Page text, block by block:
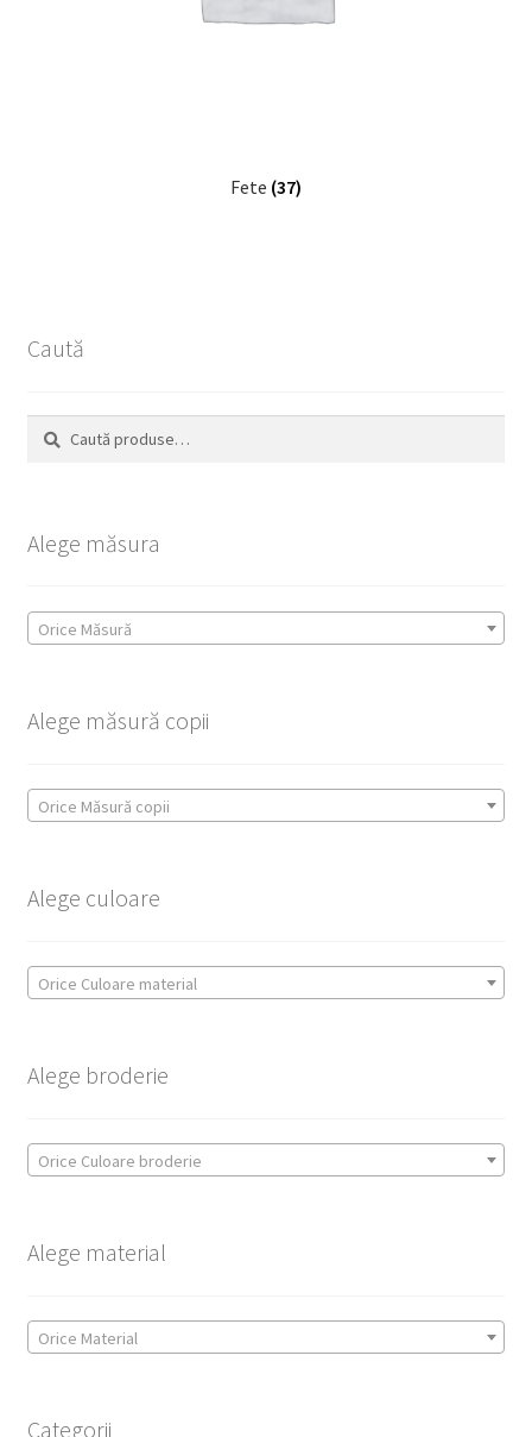
Fete (37)
Caută
Caută
după:
Caută
Alege măsura
Orice Măsură
Alege măsură copii
Orice Măsură copii
Alege culoare
Orice Culoare material
Alege broderie
Orice Culoare broderie
Alege material
Orice Material
Categorii